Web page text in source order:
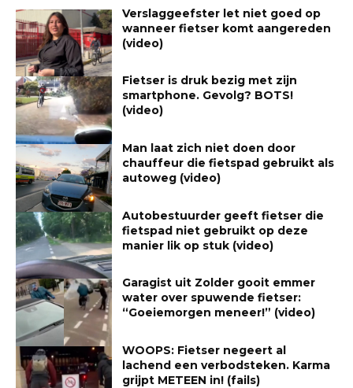
Verslaggeefster let niet goed op
wanneer fietser komt aangereden
(video)
Fietser is druk bezig met zijn
smartphone. Gevolg? BOTS!
(video)
Man laat zich niet doen door
chauffeur die fietspad gebruikt als
autoweg (video)
Autobestuurder geeft fietser die
fietspad niet gebruikt op deze
manier lik op stuk (video)
Garagist uit Zolder gooit emmer
water over spuwende fietser:
“Goeiemorgen meneer!” (video)
WOOPS: Fietser negeert al
lachend een verbodsteken. Karma
grijpt METEEN in! (fails)